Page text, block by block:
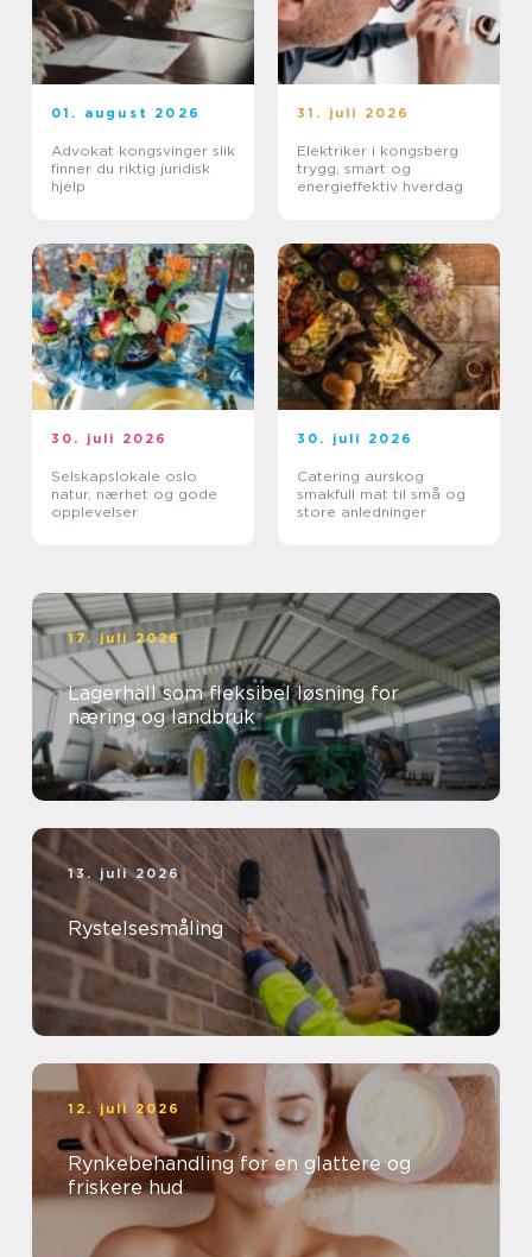
01. august 2026
Advokat kongsvinger slik
finner du riktig juridisk
hjelp
31. juli 2026
Elektriker i kongsberg
trygg, smart og
energieffektiv hverdag
30. juli 2026
Selskapslokale oslo
natur, nærhet og gode
opplevelser
30. juli 2026
Catering aurskog
smakfull mat til små og
store anledninger
17. juli 2026
Lagerhall som fleksibel løsning for
næring og landbruk
13. juli 2026
Rystelsesmåling
12. juli 2026
Rynkebehandling for en glattere og
friskere hud